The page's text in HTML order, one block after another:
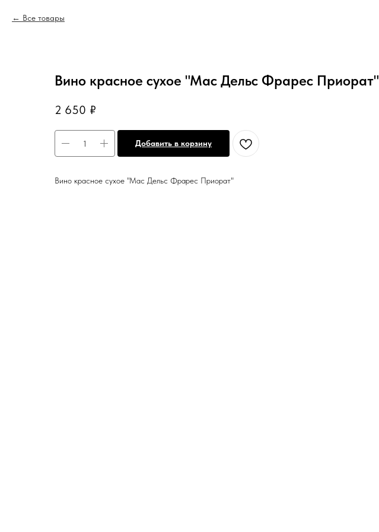
Все товары
Вино красное сухое "Мас Дельс Фрарес Приорат"
2 650 ₽
Добавить в корзину
Вино красное сухое "Мас Дельс Фрарес Приорат"